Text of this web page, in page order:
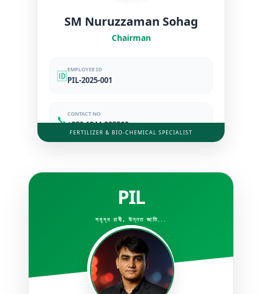
SM Nuruzzaman Sohag
Chairman
🆔 EMPLOYEE ID
PIL-2025-001
📞CONTACT NO
+880 1844-908500
FERTILIZER & BIO-CHEMICAL SPECIALIST
PIL
সমৃদ্ধ চাষী, উন্নত জাতি...